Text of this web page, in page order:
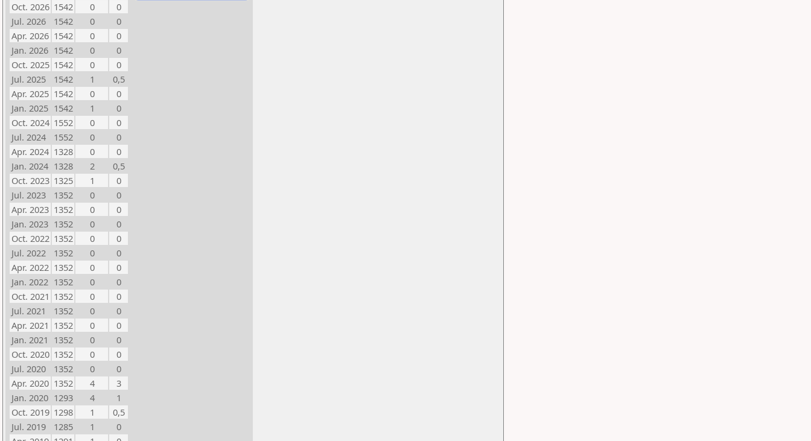
Oct. 2026 1542 0
0
Jul. 2026
1542 0
0
Apr. 2026 1542 0
0
Jan. 2026 1542 0
0
Oct. 2025 1542 0
0
Jul. 2025
1542 1
0,5
Apr. 2025 1542 0
0
Jan. 2025 1542 1
0
Oct. 2024 1552 0
0
Jul. 2024
1552 0
0
Apr. 2024 1328 0
0
Jan. 2024 1328 2
0,5
Oct. 2023 1325 1
0
Jul. 2023
1352 0
0
Apr. 2023 1352 0
0
Jan. 2023 1352 0
0
Oct. 2022 1352 0
0
Jul. 2022
1352 0
0
Apr. 2022 1352 0
0
Jan. 2022 1352 0
0
Oct. 2021 1352 0
0
Jul. 2021
1352 0
0
Apr. 2021 1352 0
0
Jan. 2021 1352 0
0
Oct. 2020 1352 0
0
Jul. 2020
1352 0
0
Apr. 2020 1352 4
3
Jan. 2020 1293 4
1
Oct. 2019 1298 1
0,5
Jul. 2019
1285 1
0